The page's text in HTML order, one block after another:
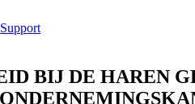
BIJ DE HAREN